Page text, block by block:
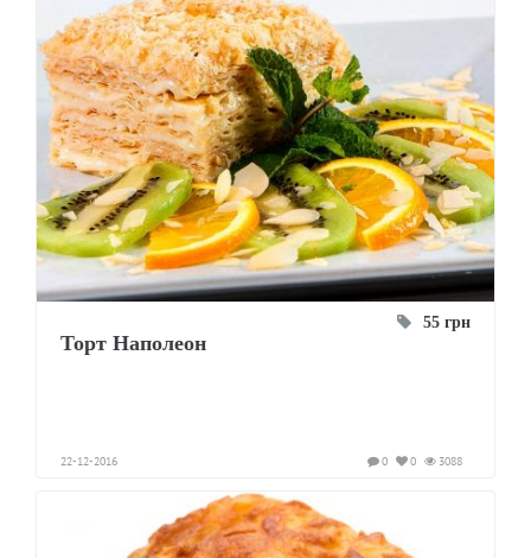
55 грн
Торт Наполеон
22-12-2016 3088
0
0